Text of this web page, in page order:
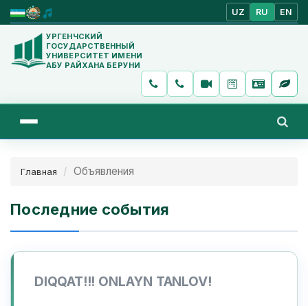
UZ RU EN
УРГЕНЧСКИЙ
ГОСУДАРСТВЕННЫЙ
УНИВЕРСИТЕТ ИМЕНИ
АБУ РАЙХАНА БЕРУНИ
Главная Объявления
Последние события
DIQQAT!!! ONLAYN TANLOV!